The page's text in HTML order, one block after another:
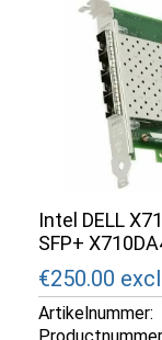
Intel DELL
SFP+
€250.00
Artikelnummer: